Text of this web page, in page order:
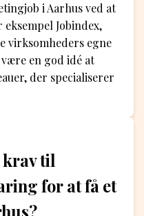
i Aarhus ved at
Jobindex,
virksomheders egne
en god idé at
der specialiserer
krav til
for at få et